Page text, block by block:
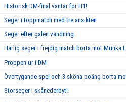
Historisk DM-final väntar för H1!
Seger i toppmatch med tre ansikten
Seger efter galen vändning
Härlig seger i frejdig match borta mot Munka
Proppen ur i DM
Övertygande spel och 3 sköna poäng borta
Storseger i skånederbyt!